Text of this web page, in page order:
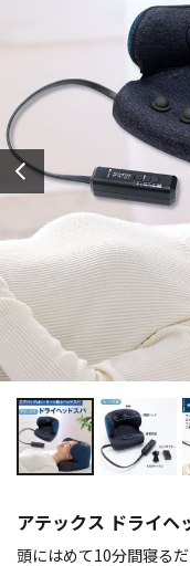
アテックス ドライヘ
頭にはめて10分間寝るだ